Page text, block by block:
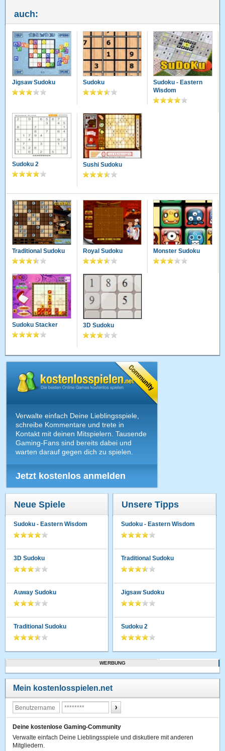
kenn sudoku aber ich mach immer iwas falsch...
Julia86 30.04.2010 · 21:41 Uhr
am anfang komisch bis man mal richtig alles durchschaut
auch:
Jigsaw Sudoku Sudoku
Sudoku - Eastern
Wisdom
Sudoku 2 Sushi Sudoku
Traditional Sudoku Royal Sudoku Monster Sudoku
Sudoku Stacker 3D Sudoku
Verwalte einfach Deine Lieblingsspiele,
schreibe Kommentare und trete in
Kontakt mit deinen Mitspielern. Tausende
Gaming-Fans sind bereits dabei und
warten darauf gegen dich zu spielen.
Jetzt kostenlos anmelden
Neue Spiele
Sudoku - Eastern Wisdom
3D Sudoku
Auway Sudoku
Traditional Sudoku
Unsere Tipps
Sudoku - Eastern Wisdom
Traditional Sudoku
Jigsaw Sudoku
Sudoku 2
WERBUNG
Mein kostenlosspielen.net
Deine kostenlose Gaming-Community
Verwalte einfach Deine Lieblingsspiele und diskutiere mit anderen
Mitgliedern.